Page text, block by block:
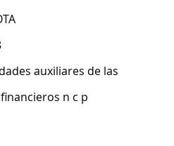
auxiliares de las
n c p